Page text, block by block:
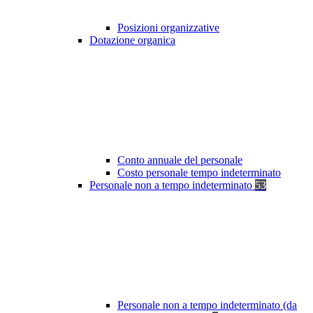
Posizioni organizzative
Dotazione organica
Conto annuale del personale
Costo personale tempo indeterminato
Personale non a tempo indeterminato 53
Personale non a tempo indeterminato (da